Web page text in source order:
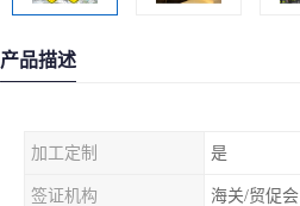
产品描述
加工定制 是
签证机构 海关/贸促会